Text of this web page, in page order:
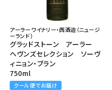
アーラーワイナリー・西酒造（ニュージ
ーランド）
グラッドストーン アーラー
ヘヴンズセレクション ソーヴ
ィニョン・ブラン
750ml
クール便でお届け